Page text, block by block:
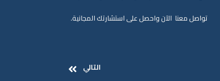
تواصل معنا الآن واحصل على استشارتك المجانية.
التالي